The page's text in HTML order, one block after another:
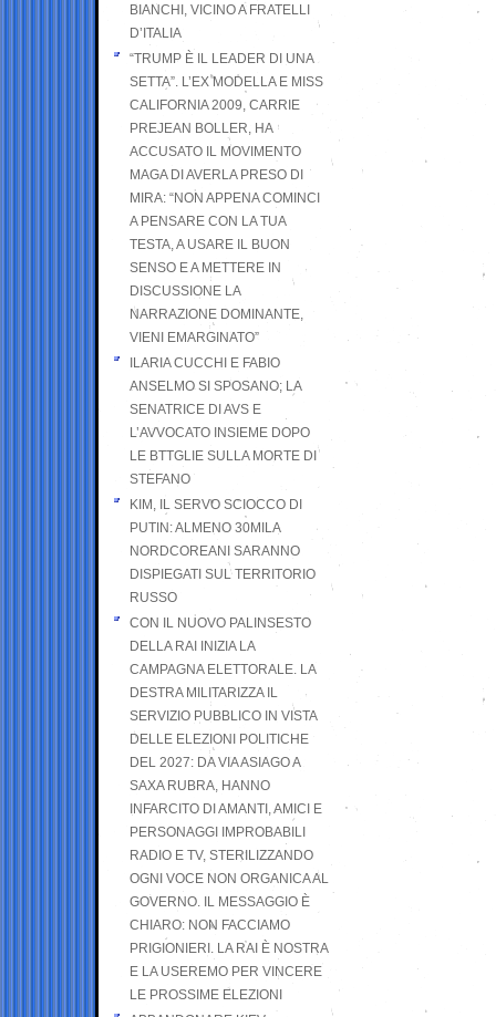
BIANCHI, VICINO A FRATELLI
D’ITALIA
“TRUMP È IL LEADER DI UNA
SETTA”. L’EX MODELLA E MISS
CALIFORNIA 2009, CARRIE
PREJEAN BOLLER, HA
ACCUSATO IL MOVIMENTO
MAGA DI AVERLA PRESO DI
MIRA: “NON APPENA COMINCI
A PENSARE CON LA TUA
TESTA, A USARE IL BUON
SENSO E A METTERE IN
DISCUSSIONE LA
NARRAZIONE DOMINANTE,
VIENI EMARGINATO”
ILARIA CUCCHI E FABIO
ANSELMO SI SPOSANO; LA
SENATRICE DI AVS E
L’AVVOCATO INSIEME DOPO
LE BTTGLIE SULLA MORTE DI
STEFANO
KIM, IL SERVO SCIOCCO DI
PUTIN: ALMENO 30MILA
NORDCOREANI SARANNO
DISPIEGATI SUL TERRITORIO
RUSSO
CON IL NUOVO PALINSESTO
DELLA RAI INIZIA LA
CAMPAGNA ELETTORALE. LA
DESTRA MILITARIZZA IL
SERVIZIO PUBBLICO IN VISTA
DELLE ELEZIONI POLITICHE
DEL 2027: DA VIA ASIAGO A
SAXA RUBRA, HANNO
INFARCITO DI AMANTI, AMICI E
PERSONAGGI IMPROBABILI
RADIO E TV, STERILIZZANDO
OGNI VOCE NON ORGANICA AL
GOVERNO. IL MESSAGGIO È
CHIARO: NON FACCIAMO
PRIGIONIERI. LA RAI È NOSTRA
E LA USEREMO PER VINCERE
LE PROSSIME ELEZIONI